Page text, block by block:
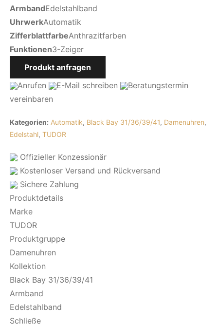
ArmbandEdelstahlband
UhrwerkAutomatik
ZifferblattfarbeAnthrazitfarben
Funktionen3-Zeiger
Produkt anfragen
Anrufen
E-Mail schreiben
Beratungstermin
vereinbaren
Kategorien: Automatik, Black Bay 31/36/39/41, Damenuhren,
Edelstahl, TUDOR
Offizieller Konzessionär
Kostenloser Versand und Rückversand
Sichere Zahlung
Produktdetails
Marke
TUDOR
Produktgruppe
Damenuhren
Kollektion
Black Bay 31/36/39/41
Armband
Edelstahlband
Schließe